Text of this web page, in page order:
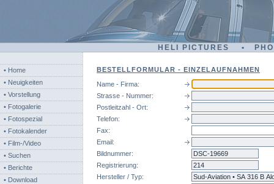
HELI PICTURES •
• Home
• Neuigkeiten
• Vorstellung
• Fotogalerie
• Fotospezial
• Fotokalender
• Film-/Video
• Suchen
• Berichte
• Download
BESTELLFORMULAR - EINZELAUFNAHMEN
Name - Firma:
Strasse - Nummer:
Postleitzahl - Ort:
Telefon:
Fax:
Email:
Bildnummer:
Registrierung:
Hersteller / Typ: